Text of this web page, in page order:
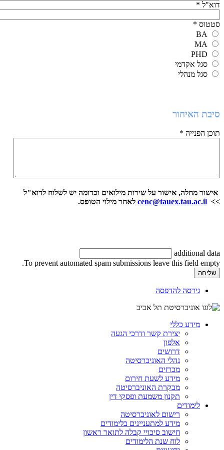
דוא"ל *
סטטוס *
BA
MA
PHD
סגל אקדמי
סגל מנהלי
סיבת האיחור
תוכן הפנייה *
אישור מחלה, אישור על שירות מילואים וכדומה יש לשלוח לדוא"ל
>>
cenc@tauex.tau.ac.il לאחר מילוי הטופס.
additional data
To prevent automated spam submissions leave this field empty.
גירסה להדפסה
מידע כללי
יצירת קשר ודרכי הגעה
אלפון
דרושים
נהלי האוניברסיטה
מכרזים
מידע לשעת חירום
מבקרת האוניברסיטה
תקנון משמעת ופסקי דין
לימודים
רישום לאוניברסיטה
מידע למתעניינים בלימודים
חישוב סיכויי קבלה לתואר ראשון
לוח שנת הלימודים